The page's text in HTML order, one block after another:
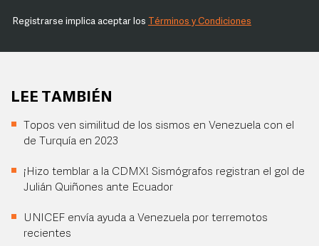
Registrarse implica aceptar los Términos y Condiciones
LEE TAMBIÉN
Topos ven similitud de los sismos en Venezuela con el
de Turquía en 2023
¡Hizo temblar a la CDMX! Sismógrafos registran el gol de
Julián Quiñones ante Ecuador
UNICEF envía ayuda a Venezuela por terremotos
recientes